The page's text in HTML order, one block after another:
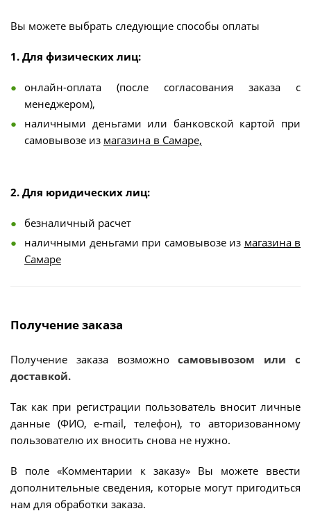
Вы можете выбрать следующие способы оплаты
1. Для физических лиц:
онлайн-оплата (после согласования заказа с
менеджером),
наличными деньгами или банковской картой при
самовывозе из магазина в Самаре,
2. Для юридических лиц:
безналичный расчет
наличными деньгами при самовывозе из магазина в
Самаре
Получение заказа
Получение заказа возможносамовывозом или с
доставкой.
Так как при регистрации пользователь вносит личные
данные (ФИО, e-mail, телефон), то авторизованному
пользователю их вносить снова не нужно.
В поле «Комментарии к заказу» Вы можете ввести
дополнительные сведения, которые могут пригодиться
нам для обработки заказа.